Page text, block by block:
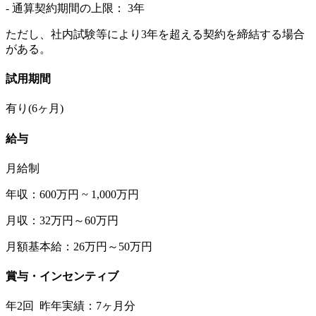
- 通算契約期間の上限： 3年
ただし、社内試験等により3年を超える契約を締結する場合
がある。
試用期間
有り(6ヶ月)
給与
月給制
年収：600万円 ~ 1,000万円
月収：32万円～60万円
月額基本給：26万円～50万円
賞与・インセンティブ
年2回 昨年実績：7ヶ月分